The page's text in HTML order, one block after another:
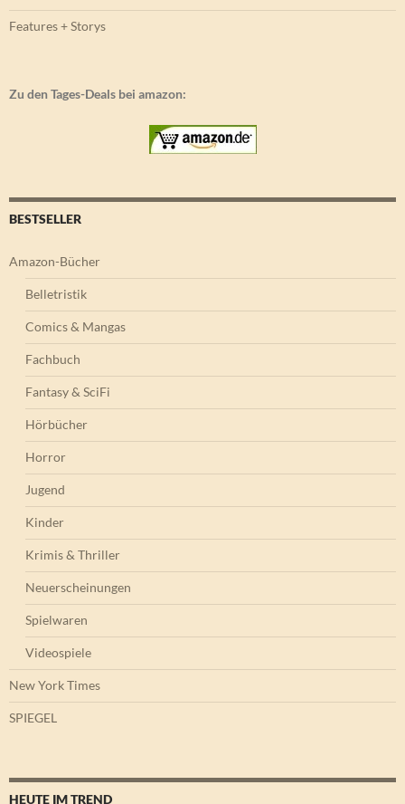
Features + Storys
Zu den Tages-Deals bei amazon:
BESTSELLER
Amazon-Bücher
Belletristik
Comics & Mangas
Fachbuch
Fantasy & SciFi
Hörbücher
Horror
Jugend
Kinder
Krimis & Thriller
Neuerscheinungen
Spielwaren
Videospiele
New York Times
SPIEGEL
HEUTE IM TREND